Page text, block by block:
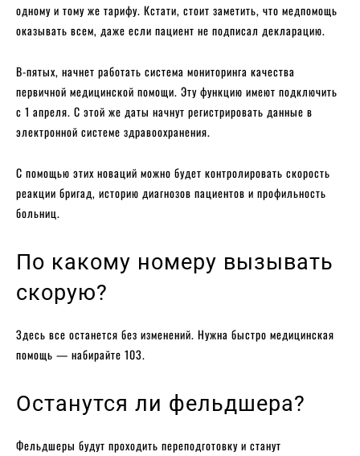
одному и тому же тарифу. Кстати, стоит заметить, что медпомощь
оказывать всем, даже если пациент не подписал декларацию.
В-пятых, начнет работать система мониторинга качества
первичной медицинской помощи. Эту функцию имеют подключить
с 1 апреля. С этой же даты начнут регистрировать данные в
электронной системе здравоохранения.
С помощью этих новаций можно будет контролировать скорость
реакции бригад, историю диагнозов пациентов и профильность
больниц.
По какому номеру вызывать
скорую?
Здесь все останется без изменений. Нужна быстро медицинская
помощь — набирайте 103.
Останутся ли фельдшера?
Фельдшеры будут проходить переподготовку и станут